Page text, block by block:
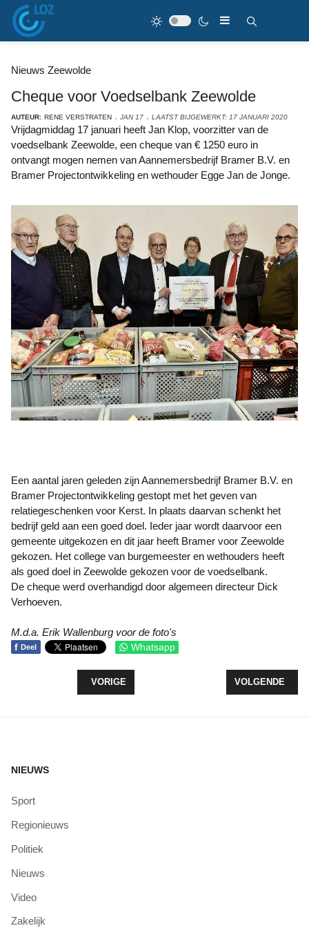
Nieuws Zeewolde
Cheque voor Voedselbank Zeewolde
AUTEUR: RENE VERSTRATEN JAN 17 LAATST BIJGEWERKT: 17 JANUARI 2020
Vrijdagmiddag 17 januari heeft Jan Klop, voorzitter van de
voedselbank Zeewolde, een cheque van € 1250 euro in
ontvangt mogen nemen van Aannemersbedrijf Bramer B.V. en
Bramer Projectontwikkeling en wethouder Egge Jan de Jonge.
Een aantal jaren geleden zijn Aannemersbedrijf Bramer B.V. en
Bramer Projectontwikkeling gestopt met het geven van
relatiegeschenken voor Kerst. In plaats daarvan schenkt het
bedrijf geld aan een goed doel. Ieder jaar wordt daarvoor een
gemeente uitgekozen en dit jaar heeft Bramer voor Zeewolde
gekozen. Het college van burgemeester en wethouders heeft
als goed doel in Zeewolde gekozen voor de voedselbank.
De cheque werd overhandigd door algemeen directeur Dick
Verhoeven.
M.d.a. Erik Wallenburg voor de foto's
f Deel Whatsapp
VORIG ARTIKEL: 27 JANUARI LEZING ZINDIVIDU
VORIGE VOLGENDE
VOLGENDE
NIEUWS
Sport
Regionieuws
Politiek
Nieuws
Video
Zakelijk